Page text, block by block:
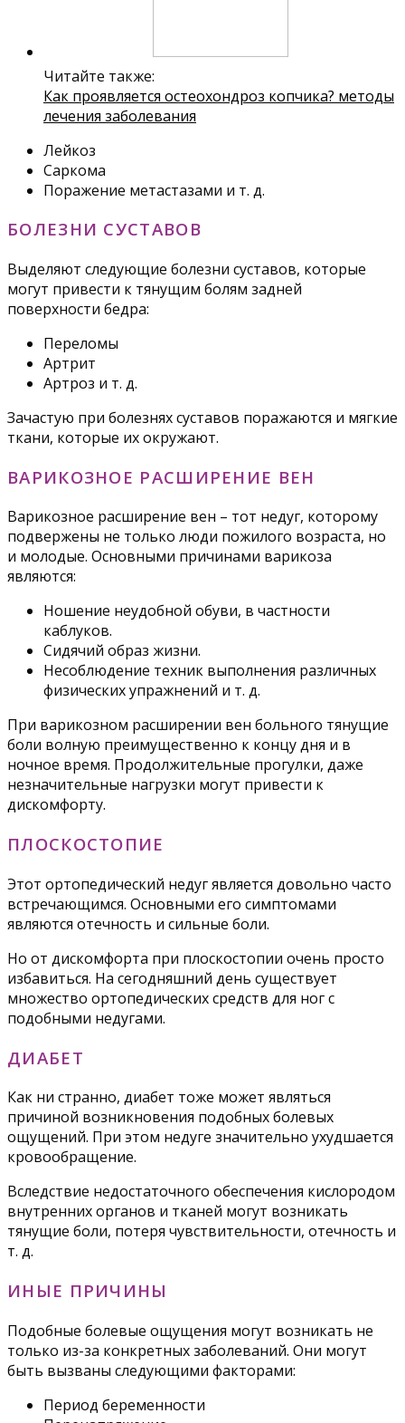
Читайте также:
Как проявляется остеохондроз копчика? методы
лечения заболевания
Лейкоз
Саркома
Поражение метастазами и т. д.
БОЛЕЗНИ СУСТАВОВ
Выделяют следующие болезни суставов, которые
могут привести к тянущим болям задней
поверхности бедра:
Переломы
Артрит
Артроз и т. д.
Зачастую при болезнях суставов поражаются и мягкие
ткани, которые их окружают.
ВАРИКОЗНОЕ РАСШИРЕНИЕ ВЕН
Варикозное расширение вен – тот недуг, которому
подвержены не только люди пожилого возраста, но
и молодые. Основными причинами варикоза
являются:
Ношение неудобной обуви, в частности
каблуков.
Сидячий образ жизни.
Несоблюдение техник выполнения различных
физических упражнений и т. д.
При варикозном расширении вен больного тянущие
боли волную преимущественно к концу дня и в
ночное время. Продолжительные прогулки, даже
незначительные нагрузки могут привести к
дискомфорту.
ПЛОСКОСТОПИЕ
Этот ортопедический недуг является довольно часто
встречающимся. Основными его симптомами
являются отечность и сильные боли.
Но от дискомфорта при плоскостопии очень просто
избавиться. На сегодняшний день существует
множество ортопедических средств для ног с
подобными недугами.
ДИАБЕТ
Как ни странно, диабет тоже может являться
причиной возникновения подобных болевых
ощущений. При этом недуге значительно ухудшается
кровообращение.
Вследствие недостаточного обеспечения кислородом
внутренних органов и тканей могут возникать
тянущие боли, потеря чувствительности, отечность и
т. д.
ИНЫЕ ПРИЧИНЫ
Подобные болевые ощущения могут возникать не
только из-за конкретных заболеваний. Они могут
быть вызваны следующими факторами:
Период беременности